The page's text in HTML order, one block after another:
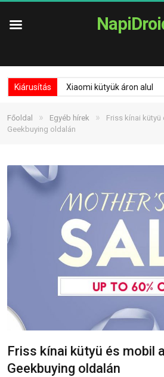
Kiárusítás Xiaomi kütyük áron alul
Főoldal » Egyéb hírek »
Friss kínai
Geekbuying oldalán
Friss kínai kütyü és mobil
Geekbuying oldalán